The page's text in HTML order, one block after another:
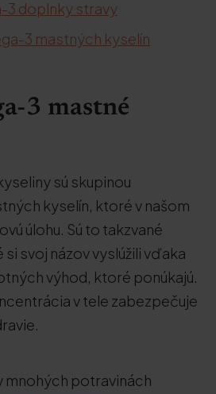
3 doplnky stravy
3 mastných kyselín
3 mastné
sú skupinou
kyselín, ktoré v našom
úlohu. Sú to takzvané
svoj názov vyslúžili vďaka
výhod, ktoré ponúkajú.
v tele zabezpečuje
mnohých potravinách